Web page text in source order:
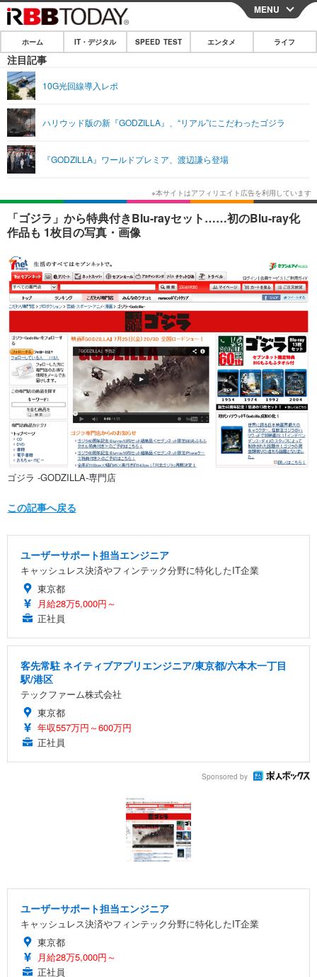
CLOSE
ホーム
IT・デジタル
ショッピング その他
SPEED TEST
エンタメ
エンタメTOP 映画・ドラマ
韓国・芸能
音楽 スポーツ
ショッピング その他
ライフ
ライフTOP グルメ
ペット ショッピング
リリース一覧
プッシュ通知の停止方法
MENU
ホーム IT・デジタル SPEED TEST エンタメ ライフ
注目記事
10G光回線導入レポ
ハリウッド版の新『GODZILLA』、“リアル”にこだわったゴジラ
『GODZILLA』ワールドプレミア、渡辺謙ら登場
「ゴジラ」から特典付きBlu-rayセット……初のBlu-ray化
作品も 1枚目の写真・画像
ゴジラ -GODZILLA-専門店
この記事へ戻る
ユーザーサポート担当エンジニア
キャッシュレス決済やフィンテック分野に特化したIT企業
東京都
月給28万5,000円～
正社員
客先常駐 ネイティブアプリエンジニア/東京都/六本木一丁目
駅/港区
テックファーム株式会社
東京都
年収557万円～600万円
正社員
Sponsored by
ユーザーサポート担当エンジニア
キャッシュレス決済やフィンテック分野に特化したIT企業
東京都
月給28万5,000円～
正社員